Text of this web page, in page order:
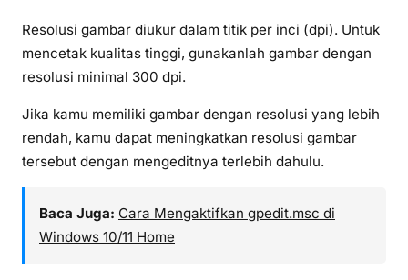
Resolusi gambar diukur dalam titik per inci (dpi). Untuk
mencetak kualitas tinggi, gunakanlah gambar dengan
resolusi minimal 300 dpi.
Jika kamu memiliki gambar dengan resolusi yang lebih
rendah, kamu dapat meningkatkan resolusi gambar
tersebut dengan mengeditnya terlebih dahulu.
Baca Juga: Cara Mengaktifkan gpedit.msc di
Windows 10/11 Home